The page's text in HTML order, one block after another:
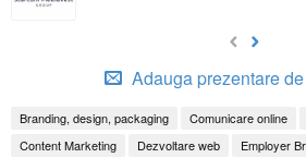
Adauga prezentare
Branding, design, packaging Comunicare online
Content Marketing
Dezvoltare web Employer